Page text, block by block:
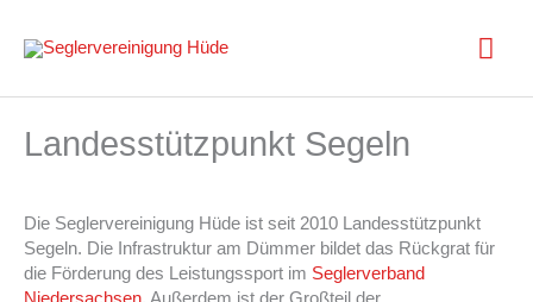
Inhalt
springen
Landesstützpunkt Segeln
Die Seglervereinigung Hüde ist seit 2010 Landesstützpunkt
Segeln. Die Infrastruktur am Dümmer bildet das Rückgrat für
die Förderung des Leistungssport im Seglerverband